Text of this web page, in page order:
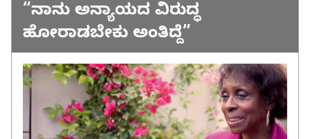
“ನಾನು ಅನ್ಯಾಯದ ವಿರುದ್ಧ
ಹೋರಾಡಬೇಕು ಅಂತಿದ್ದೆ”